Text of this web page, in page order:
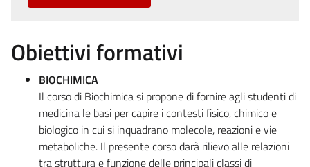
Obiettivi formativi
BIOCHIMICA
Il corso di Biochimica si propone di fornire agli studenti di
medicina le basi per capire i contesti fisico, chimico e
biologico in cui si inquadrano molecole, reazioni e vie
metaboliche. Il presente corso darà rilievo alle relazioni
tra struttura e funzione delle principali classi di